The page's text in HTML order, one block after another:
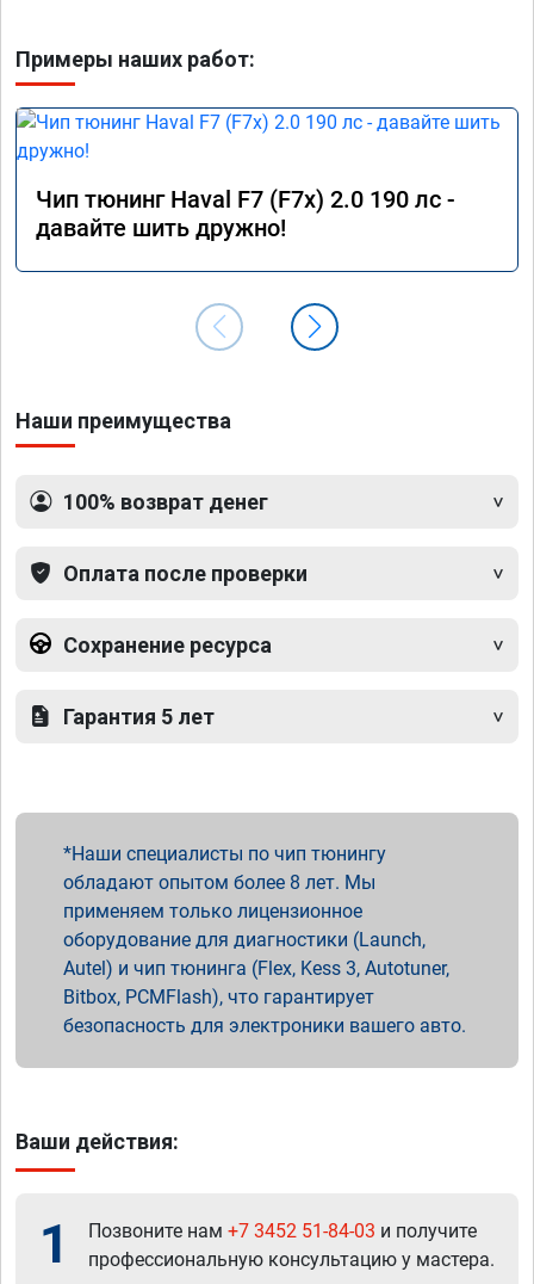
Примеры наших работ:
Чип тюнинг Haval F7 (F7x) 2.0 190 лс -
давайте шить дружно!
Наши преимущества
100% возврат денег
Оплата после проверки
Сохранение ресурса
Гарантия 5 лет
Наши специалисты по чип тюнингу
обладают опытом более 8 лет. Мы
применяем только лицензионное
оборудование для диагностики (Launch,
Autel) и чип тюнинга (Flex, Kess 3, Autotuner,
Bitbox, PCMFlash), что гарантирует
безопасность для электроники вашего авто.
Ваши действия:
1 Позвоните нам +7 3452 51-84-03 и получите
профессиональную консультацию у мастера.